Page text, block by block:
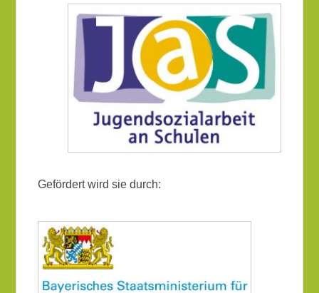
Gefördert wird sie durch: